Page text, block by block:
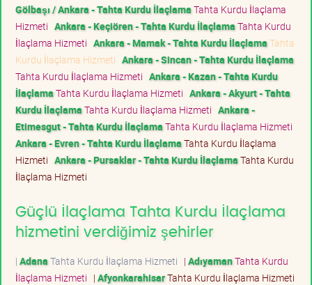
Gölbaşı / Ankara - Tahta Kurdu İlaçlamaTahta Kurdu İlaçlama
Hizmeti Ankara - Keçiören - Tahta Kurdu İlaçlamaTahta Kurdu
İlaçlama Hizmeti Ankara - Mamak - Tahta Kurdu İlaçlamaTahta
Kurdu İlaçlama Hizmeti Ankara - Sincan - Tahta Kurdu İlaçlama
Tahta Kurdu İlaçlama Hizmeti Ankara - Kazan - Tahta Kurdu
İlaçlamaTahta Kurdu İlaçlama Hizmeti Ankara - Akyurt - Tahta
Kurdu İlaçlamaTahta Kurdu İlaçlama Hizmeti Ankara -
Etimesgut - Tahta Kurdu İlaçlamaTahta Kurdu İlaçlama Hizmeti
Ankara - Evren - Tahta Kurdu İlaçlamaTahta Kurdu İlaçlama
Hizmeti Ankara - Pursaklar - Tahta Kurdu İlaçlamaTahta Kurdu
İlaçlama Hizmeti
Güçlü İlaçlama Tahta Kurdu İlaçlama
hizmetini verdiğimiz şehirler
| AdanaTahta Kurdu İlaçlama Hizmeti | AdıyamanTahta Kurdu
İlaçlama Hizmeti | AfyonkarahisarTahta Kurdu İlaçlama Hizmeti